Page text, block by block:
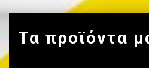
Τα προϊόντα